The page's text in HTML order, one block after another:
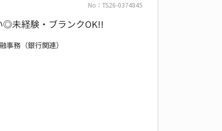
No：TS26-0374845
◎未経験・ブランクOK!!
事務（銀行関連）